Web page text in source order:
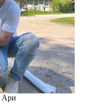
Ари